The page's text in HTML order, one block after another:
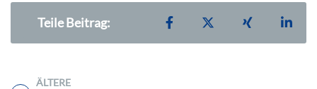
Teile Beitrag: Teilen auf Facebook
Teilen auf XTeilen auf
ÄLTERE